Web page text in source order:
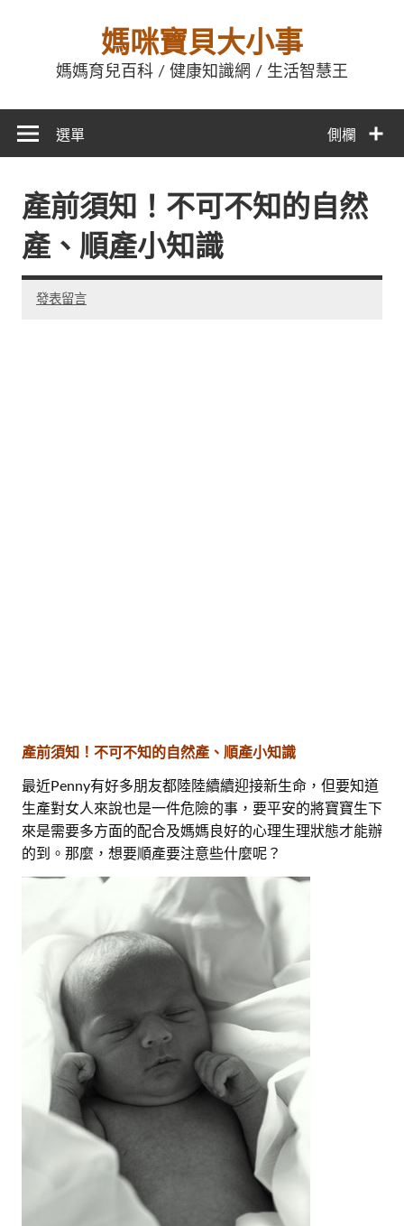
媽咪寶貝大小事
媽媽育兒百科 / 健康知識網 / 生活智慧王
側欄
選單
產前須知！不可不知的自然
產、順產小知識
發表留言
產前須知！不可不知的自然產、順產小知識
最近Penny有好多朋友都陸陸續續迎接新生命，但要知道
生產對女人來說也是一件危險的事，要平安的將寶寶生下
來是需要多方面的配合及媽媽良好的心理生理狀態才能辦
的到。那麼，想要順產要注意些什麼呢？